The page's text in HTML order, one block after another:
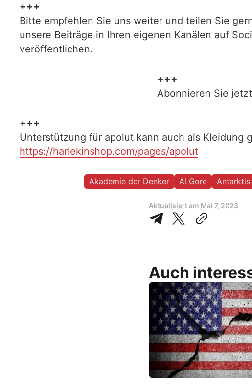
+++
Bitte empfehlen Sie uns weiter und teilen Sie
unsere Beiträge in Ihren eigenen Kanälen auf
veröffentlichen.
+++
Abonnieren Sie
+++
Unterstützung für apolut kann auch als Kleidung
https://harlekinshop.com/pages/apolut
Akademie der Denker Al Gore Antarktis
Aktualisiert am Mai 7, 2023
Auch